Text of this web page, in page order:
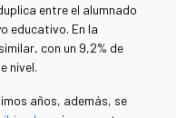
entre el alumnado
educativo. En la
con un 9,2% de
nivel.
años, además, se